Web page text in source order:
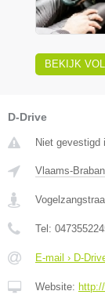
BEKIJK
D-Drive
Niet gevestigd
Vlaams-
Tel:
E-mail › D-
Website: